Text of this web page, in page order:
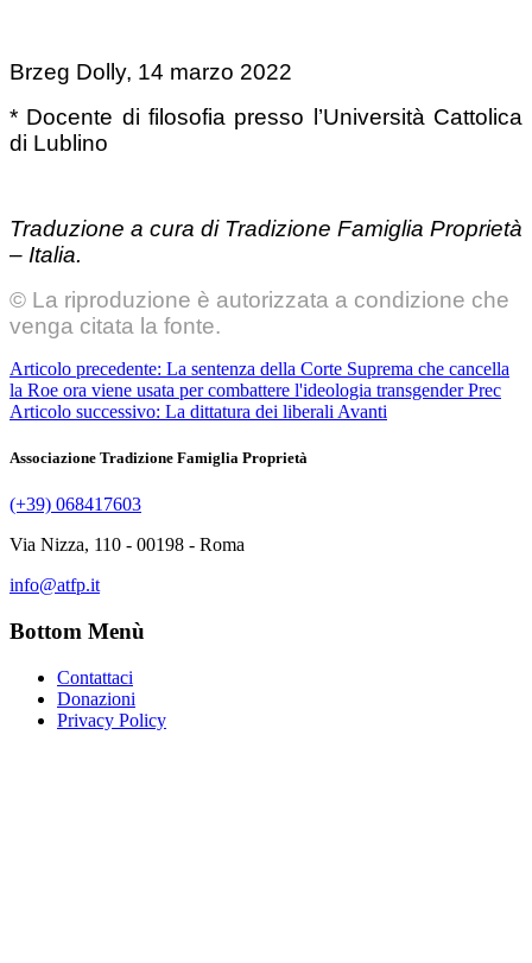
Brzeg Dolly, 14 marzo 2022
* Docente di filosofia presso l’Università Cattolica
di Lublino
Traduzione a cura di Tradizione Famiglia Proprietà
– Italia.
© La riproduzione è autorizzata a condizione che
venga citata la fonte.
Articolo precedente: La sentenza della Corte Suprema che cancella
la Roe ora viene usata per combattere l'ideologia transgenderPrec
Articolo successivo: La dittatura dei liberali Avanti
Associazione Tradizione Famiglia Proprietà
(+39) 068417603
Via Nizza, 110 - 00198 - Roma
info@atfp.it
Bottom Menù
Contattaci
Donazioni
Privacy Policy